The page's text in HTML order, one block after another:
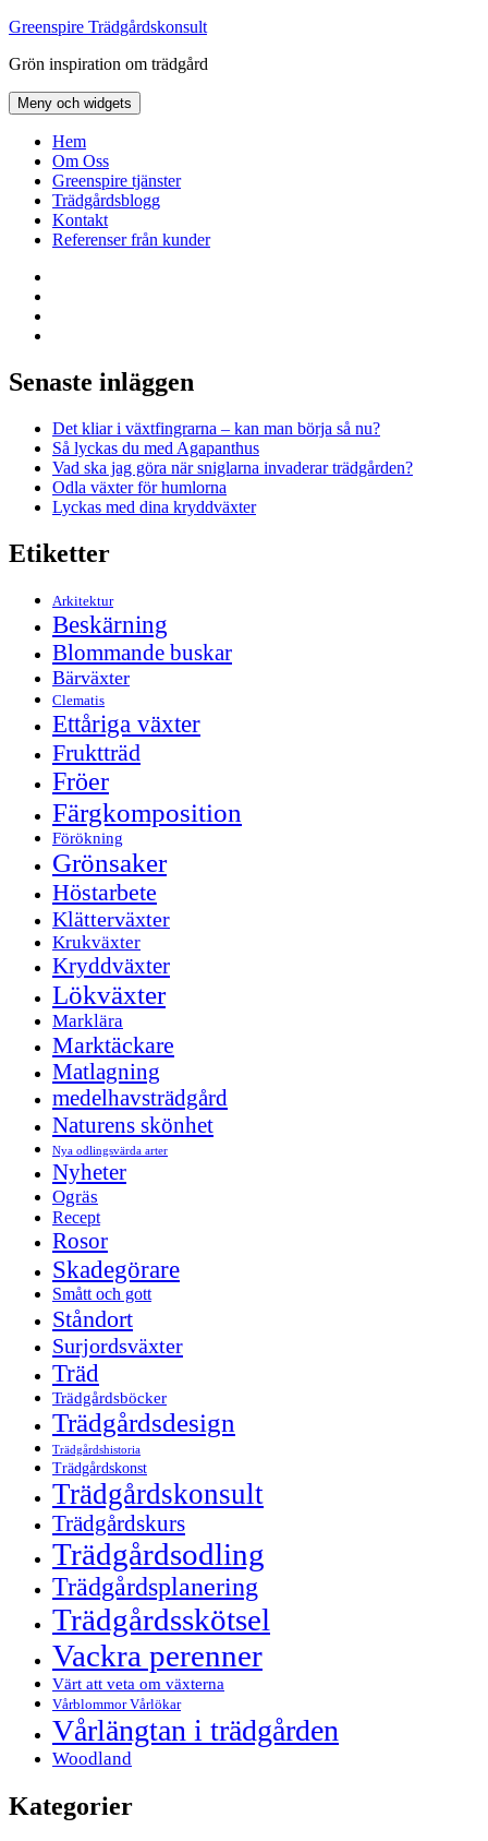
Hoppa
innehåll
Greenspire Trädgårdskonsult
Grön inspiration om trädgård
Meny och widgets
Hem
Om Oss
Greenspire tjänster
Trädgårdsblogg
Kontakt
Referenser från kunder
Senaste inläggen
Det kliar i växtfingrarna – kan man börja så nu?
Så lyckas du med Agapanthus
Vad ska jag göra när sniglarna invaderar trädgården?
Odla växter för humlorna
Lyckas med dina kryddväxter
Etiketter
Arkitektur
Beskärning
Blommande buskar
Bärväxter
Clematis
Ettåriga växter
Fruktträd
Fröer
Färgkomposition
Förökning
Grönsaker
Höstarbete
Klätterväxter
Krukväxter
Kryddväxter
Lökväxter
Marklära
Marktäckare
Matlagning
medelhavsträdgård
Naturens skönhet
Nya odlingsvärda arter
Nyheter
Ogräs
Recept
Rosor
Skadegörare
Smått och gott
Ståndort
Surjordsväxter
Träd
Trädgårdsböcker
Trädgårdsdesign
Trädgårdshistoria
Trädgårdskonst
Trädgårdskonsult
Trädgårdskurs
Trädgårdsodling
Trädgårdsplanering
Trädgårdsskötsel
Vackra perenner
Värt att veta om växterna
Vårblommor Vårlökar
Vårlängtan i trädgården
Woodland
Kategorier